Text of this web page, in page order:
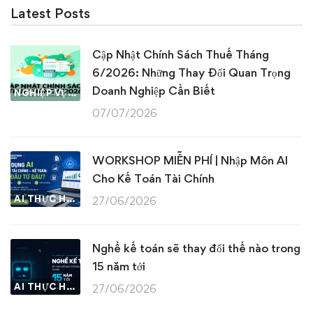
Latest Posts
NGHIỆP VỤ KẾ TOÁN & THUẾ
Cập Nhật Chính Sách Thuế Tháng
6/2026: Những Thay Đổi Quan Trọng
Doanh Nghiệp Cần Biết
07/07/2026
AI THỰC HÀNH
WORKSHOP MIỄN PHÍ | Nhập Môn AI
Cho Kế Toán Tài Chính
27/06/2026
AI THỰC HÀNH
Nghề kế toán sẽ thay đổi thế nào trong
15 năm tới
27/06/2026